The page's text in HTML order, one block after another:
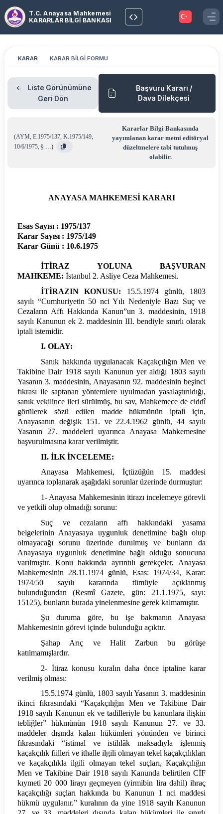
T.C. Anayasa Mahkemesi
KARARLAR BİLGİ BANKASI
KARAR KARAR BİLGİ FORMU
Liste Görünümüne
Geri Dön
Başvuru Kararı /
Dava Dilekçesi
(AYM, E.1975/137, K.1975/149,
10/6/1975, § …)
Kararlar Bilgi Bankasında
yayımlanan karar metni editöryal
düzeltmelere tabi tutulmuş
olabilir.